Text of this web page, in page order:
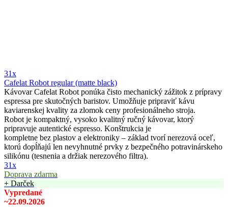
31x
Cafelat Robot regular (matte black)
Kávovar Cafelat Robot ponúka čisto mechanický zážitok z prípravy
espressa pre skutočných baristov. Umožňuje pripraviť kávu
kaviarenskej kvality za zlomok ceny profesionálneho stroja.
Robot je kompaktný, vysoko kvalitný ručný kávovar, ktorý
pripravuje autentické espresso. Konštrukcia je
kompletne bez plastov a elektroniky – základ tvorí nerezová oceľ,
ktorú dopĺňajú len nevyhnutné prvky z bezpečného potravinárskeho
silikónu (tesnenia a držiak nerezového filtra).
31x
Doprava zdarma
+ Darček
Vypredané
~22.09.2026